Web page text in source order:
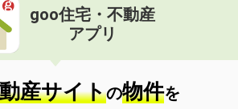
goo住宅・不動産
アプリ
産サイトの物件を